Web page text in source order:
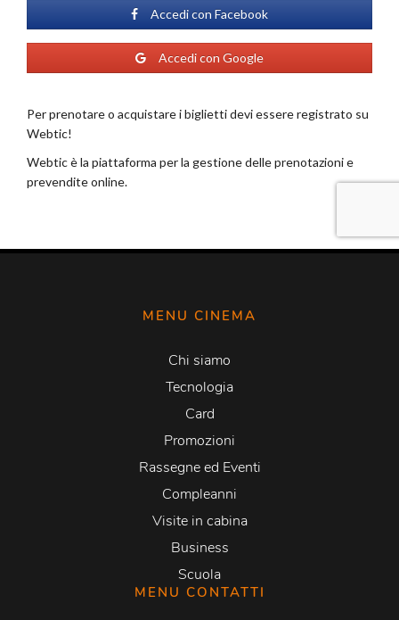
MENU CINEMA
Chi siamo
Tecnologia
Card
Promozioni
Rassegne ed Eventi
Compleanni
Visite in cabina
Business
Scuola
MENU CONTATTI